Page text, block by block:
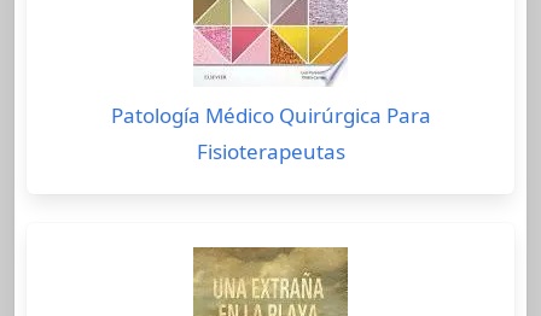
Patología Médico Quirúrgica Para
Fisioterapeutas